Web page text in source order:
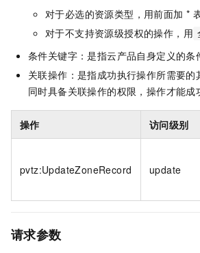
对于必选的资源类型，用前面加 * 表
对于不支持资源级授权的操作，用
条件关键字：是指云产品自身定义的条
关联操作：是指成功执行操作所需要
同时具备关联操作的权限，操作才能成
操作 访问级别
pvtz:UpdateZoneRecord update
请求参数